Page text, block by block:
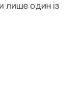
лише один із